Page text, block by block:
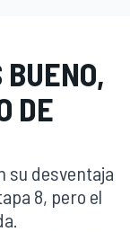
DE
su desventaja
8, pero el